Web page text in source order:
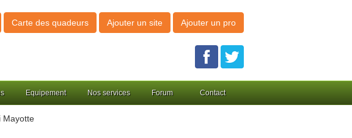
Carte des quadeurs Ajouter un site Ajouter un pro
Equipement Nos services Forum Contact
Mayotte